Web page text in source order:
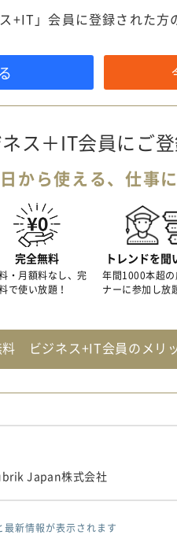
+IT」会員に登録された方
ス＋IT会員にご
から使える、仕事
完全無料
・月額料なし、完
で使い放題！
トレンドを聞
年間1000本超の
ナーに参加し放
料 ビジネス+IT会員のメリ
Japan株式会社
最新情報が表示されます